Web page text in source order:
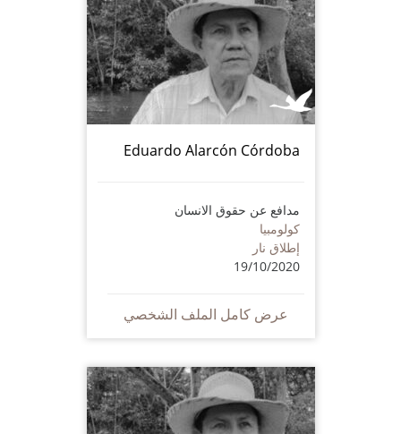
Eduardo Alarcón Córdoba
مدافع عن حقوق الانسان
كولومبيا
إطلاق نار
19/10/2020
عرض كامل الملف الشخصي